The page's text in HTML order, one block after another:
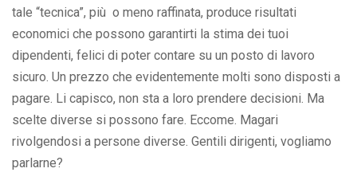
tale “tecnica”, più o meno raffinata, produce risultati
economici che possono garantirti la stima dei tuoi
dipendenti, felici di poter contare su un posto di lavoro
sicuro. Un prezzo che evidentemente molti sono disposti a
pagare. Li capisco, non sta a loro prendere decisioni. Ma
scelte diverse si possono fare. Eccome. Magari
rivolgendosi a persone diverse. Gentili dirigenti, vogliamo
parlarne?